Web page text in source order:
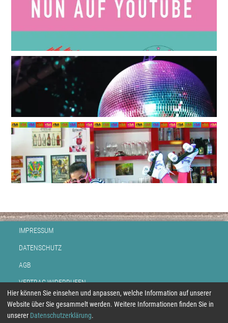
IMPRESSUM
DATENSCHUTZ
AGB
VERTRAG WIDERRUFEN
BEZAHLUNG
RETOUR
Hier können Sie einsehen und anpassen, welche Information auf unserer
Website über Sie gesammelt werden. Weitere Informationen finden Sie in
unserer Datenschutzerklärung.